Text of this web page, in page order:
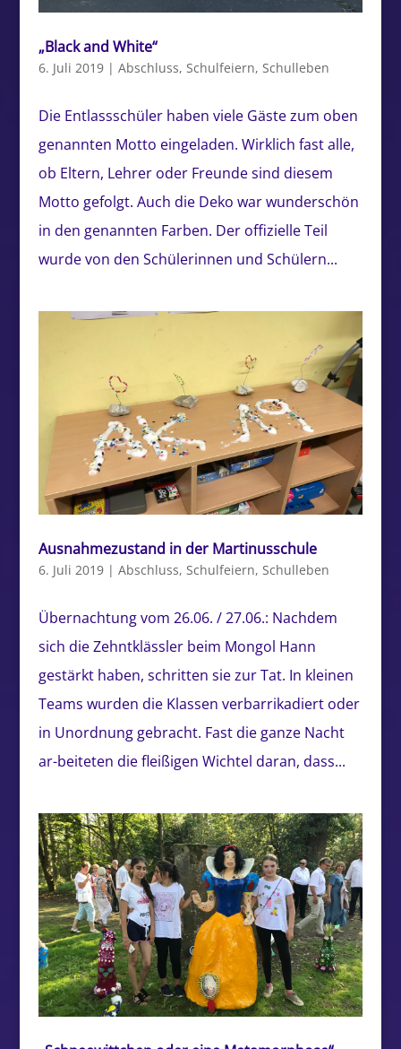
„Black and White“
6. Juli 2019| Abschluss, Schulfeiern, Schulleben
Die Entlassschüler haben viele Gäste zum oben
genannten Motto eingeladen. Wirklich fast alle,
ob Eltern, Lehrer oder Freunde sind diesem
Motto gefolgt. Auch die Deko war wunderschön
in den genannten Farben. Der offizielle Teil
wurde von den Schülerinnen und Schülern...
Ausnahmezustand in der Martinusschule
6. Juli 2019| Abschluss, Schulfeiern, Schulleben
Übernachtung vom 26.06. / 27.06.: Nachdem
sich die Zehntklässler beim Mongol Hann
gestärkt haben, schritten sie zur Tat. In kleinen
Teams wurden die Klassen verbarrikadiert oder
in Unordnung gebracht. Fast die ganze Nacht
ar-beiteten die fleißigen Wichtel daran, dass...